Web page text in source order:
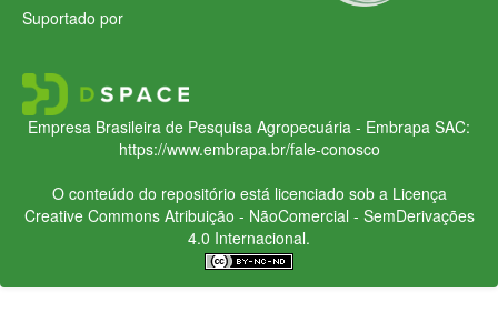
Suportado por
Empresa Brasileira de Pesquisa Agropecuária - Embrapa SAC:
https://www.embrapa.br/fale-conosco
O conteúdo do repositório está licenciado sob a Licença
Creative CommonsAtribuição - NãoComercial - SemDerivações
4.0 Internacional.